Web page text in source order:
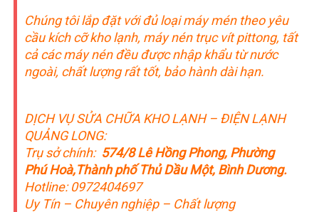
Chúng tôi lắp đặt với đủ loại máy mén theo yêu
cầu kích cỡ kho lạnh, máy nén trục vít pittong, tất
cả các máy nén đều được nhập khẩu từ nước
ngoài, chất lượng rất tốt, bảo hành dài hạn.
DỊCH VỤ SỬA CHỮA KHO LẠNH – ĐIỆN LẠNH
QUẢNG LONG:
Trụ sở chính: 574/8 Lê Hồng Phong, Phường
Phú Hoà,Thành phố Thủ Dầu Một, Bình Dương.
Hotline: 0972404697
Uy Tín – Chuyên nghiệp – Chất lượng